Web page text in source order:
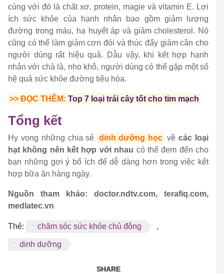
cùng với đó là chất xơ, protein, magie và vitamin E. Lợi
ích sức khỏe của hạnh nhân bao gồm giảm lượng
đường trong máu, hạ huyết áp và giảm cholesterol. Nó
cũng có thể làm giảm cơn đói và thúc đẩy giảm cân cho
người dùng rất hiệu quả. Dẫu vậy, khi kết hợp hạnh
nhân với chà là, nho khô, người dùng có thể gặp một số
hệ quả sức khỏe đường tiêu hóa.
>> ĐỌC THÊM:Top 7 loại trái cây tốt cho tim mạch
Tổng kết
Hy vọng những chia sẻ dinh dưỡng học vềcác loại
hạt không nên kết hợp với nhau có thể đem đến cho
bạn những gợi ý bổ ích để dễ dàng hơn trong việc kết
hợp bữa ăn hàng ngày.
Nguồn tham khảo: doctor.ndtv.com, terafiq.com,
medlatec.vn
Thẻ: chăm sóc sức khỏe chủ động ,
dinh dưỡng
SHARE